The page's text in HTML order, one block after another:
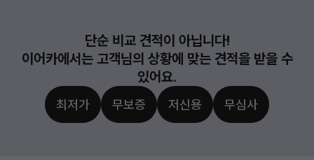
단순 비교 견적이 아닙니다!
이어카에서는 고객님의 상황에 맞는 견적을 받을 수
있어요.
최저가 무보증 저신용 무심사